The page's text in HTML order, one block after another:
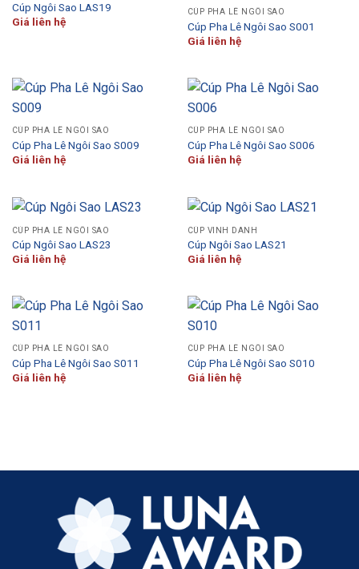
Cúp Ngôi Sao LAS19
Giá liên hệ
CÚP PHA LÊ NGÔI SAO
Cúp Pha Lê Ngôi Sao S001
Giá liên hệ
CÚP PHA LÊ NGÔI SAO
Cúp Pha Lê Ngôi Sao S009
Giá liên hệ
CÚP PHA LÊ NGÔI SAO
Cúp Pha Lê Ngôi Sao S006
Giá liên hệ
CÚP PHA LÊ NGÔI SAO
Cúp Ngôi Sao LAS23
Giá liên hệ
CÚP VINH DANH
Cúp Ngôi Sao LAS21
Giá liên hệ
CÚP PHA LÊ NGÔI SAO
Cúp Pha Lê Ngôi Sao S011
Giá liên hệ
CÚP PHA LÊ NGÔI SAO
Cúp Pha Lê Ngôi Sao S010
Giá liên hệ